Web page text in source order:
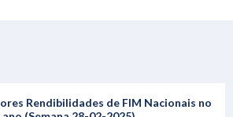
Rendibilidades de FIM Nacionais no